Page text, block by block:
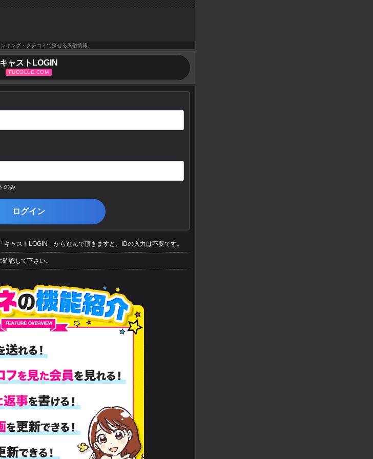
キング・クチコミで探せる風俗情報
キャストLOGIN
のみ
ャストLOGIN」から進んで頂きますと、IDの入力は不要です。
認して下さい。